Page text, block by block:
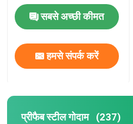
सबसे अच्छी कीमत
हमसे संपर्क करें
प्रीफैब स्टील गोदाम (237)